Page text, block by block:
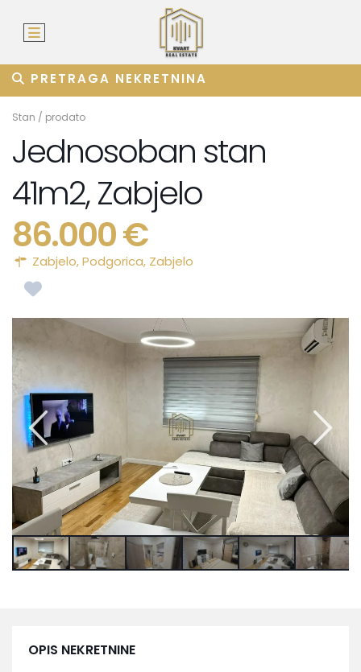
PRETRAGA NEKRETNINA
Stan / prodato
Jednosoban stan
41m2, Zabjelo
86.000 €
Zabjelo,Podgorica, Zabjelo
OPIS NEKRETNINE